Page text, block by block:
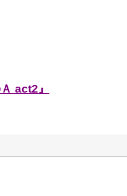
act2』